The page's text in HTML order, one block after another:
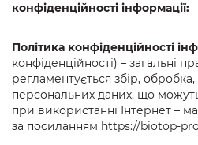
конфіденційності інформації:
Політика конфіденційності
конфіденційності) – загальні
регламентується збір,
персональних даних, що
при використанні Інтернет –
за посиланням https://biotop-